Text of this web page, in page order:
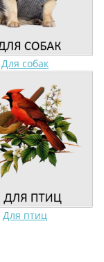
Для собак
Для птиц